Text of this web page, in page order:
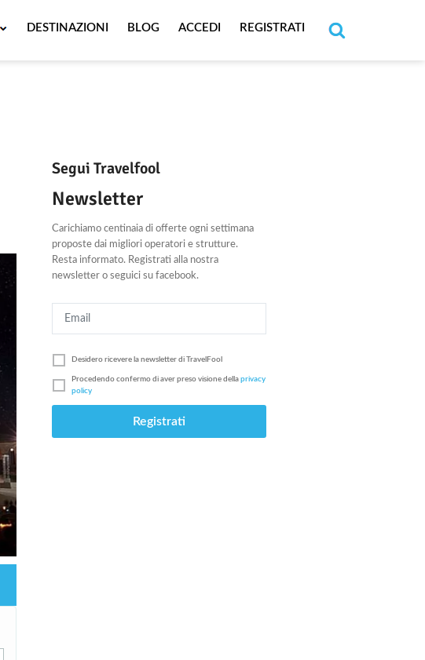
DESTINAZIONI BLOG ACCEDI REGISTRATI
Segui Travelfool
Newsletter
Carichiamo centinaia di offerte ogni settimana
proposte dai migliori operatori e strutture.
Resta informato. Registrati alla nostra
newsletter o seguici su facebook.
Desidero ricevere la newsletter di TravelFool
Procedendo confermo di aver preso visione della privacy
policy
Registrati